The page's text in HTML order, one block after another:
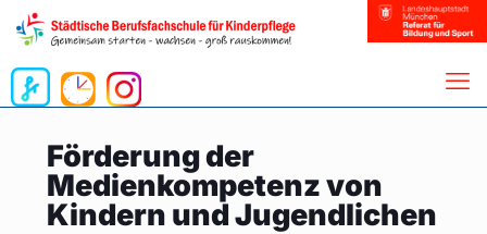
Förderung der
Medienkompetenz von
Kindern und Jugendlichen